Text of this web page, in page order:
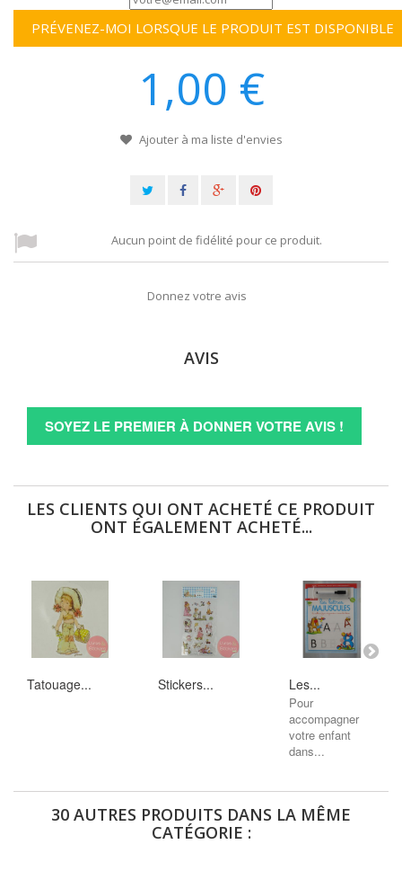
PRÉVENEZ-MOI LORSQUE LE PRODUIT EST DISPONIBLE
1,00 €
Ajouter à ma liste d'envies
Aucun point de fidélité pour ce produit.
Donnez votre avis
AVIS
SOYEZ LE PREMIER À DONNER VOTRE AVIS !
LES CLIENTS QUI ONT ACHETÉ CE PRODUIT
ONT ÉGALEMENT ACHETÉ...
Tatouage... Stickers... Les...
Pour
accompagner
votre enfant
dans...
30 AUTRES PRODUITS DANS LA MÊME
CATÉGORIE :